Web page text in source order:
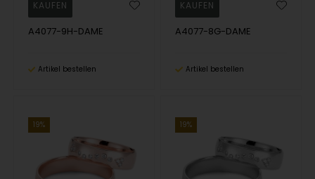
A4077-9H-DAME
Artikel bestellen
A4077-8G-DAME
Artikel bestellen
19% 19%